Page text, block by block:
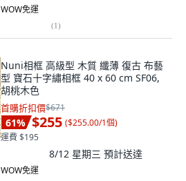
WOW免運
(1)
Nuni相框 高級型 木質 纖薄 復古 布藝
型 寶石十字繡相框 40 x 60 cm SF06,
胡桃木色
首購折扣價$671
61% $255 ($255.00/1個)
運費 $195
8/12 星期三 預計送達
WOW免運